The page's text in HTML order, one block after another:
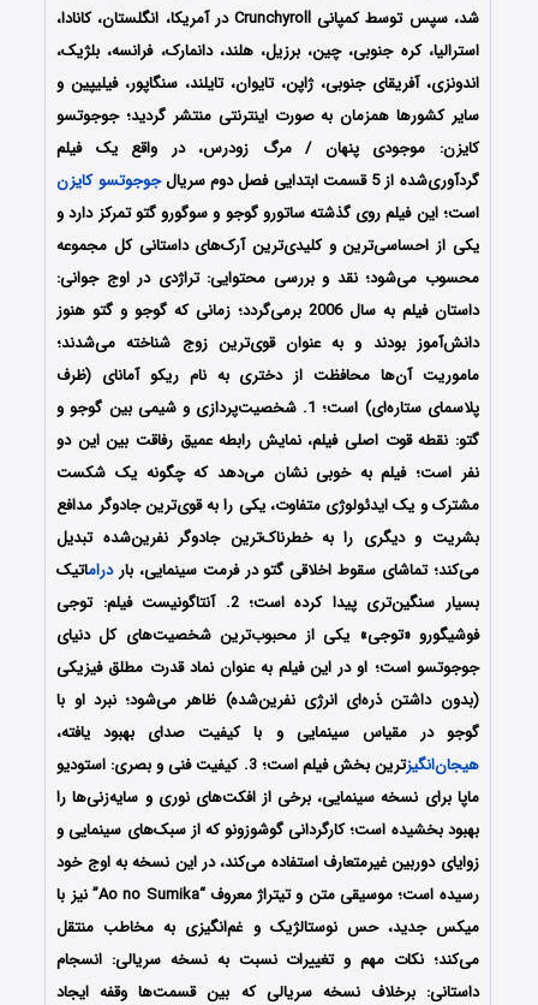
شد، سپس توسط کمپانی Crunchyroll در آمریکا، انگلستان، کانادا،
استرالیا، کره جنوبی، چین، برزیل، هلند، دانمارک، فرانسه، بلژیک،
اندونزی، آفریقای جنوبی، ژاپن، تایوان، تایلند، سنگاپور، فیلیپین و
سایر کشورها همزمان به صورت اینترنتی منتشر گردید؛جوجوتسو
کایزن: موجودی پنهان / مرگ زودرس،در واقع یک فیلم
گردآوری‌شده از 5 قسمت ابتدایی فصل دوم سریال
جوجوتسو کایزن
است؛ این فیلم روی گذشته‌ ساتورو گوجو و سوگورو گتو تمرکز دارد و
یکی از احساسی‌ترین و کلیدی‌ترین آرک‌های داستانی کل مجموعه
محسوب می‌شود؛نقد و بررسی محتوایی: تراژدی در اوج جوانی:
داستان فیلم به سال 2006 برمی‌گردد؛ زمانی که گوجو و گتو هنوز
دانش‌آموز بودند و به عنوان قوی‌ترین زوج شناخته می‌شدند؛
ماموریت آن‌ها محافظت از دختری به نام ریکو آمانای (ظرف
پلاسمای ستاره‌ای) است؛
1. شخصیت‌پردازی و شیمی بین گوجو و
گتو: نقطه قوت اصلی فیلم، نمایش رابطه‌ عمیق رفاقت بین این دو
نفر است؛ فیلم به خوبی نشان می‌دهد که چگونه یک شکست
مشترک و یک ایدئولوژی متفاوت، یکی را به قوی‌ترین جادوگر مدافع
بشریت و دیگری را به خطرناک‌ترین جادوگر نفرین‌شده تبدیل
می‌کند؛ تماشای سقوط اخلاقی گتو در فرمت سینمایی، باردراماتیک
بسیار سنگین‌تری پیدا کرده است؛ 2. آنتاگونیست فیلم: توجی
فوشیگورو «توجی» یکی از محبوب‌ترین شخصیت‌های کل دنیای
جوجوتسو است؛ او در این فیلم به عنوان نماد قدرت مطلق فیزیکی
(بدون داشتن ذره‌ای انرژی نفرین‌شده) ظاهر می‌شود؛ نبرد او با
گوجو در مقیاس سینمایی و با کیفیت صدای بهبود یافته،
هیجان‌انگیز
ترین بخش فیلم است؛ 3. کیفیت فنی و بصری: استودیو
ماپا برای نسخه‌ سینمایی، برخی از افکت‌های نوری و سایه‌زنی‌ها را
بهبود بخشیده است؛ کارگردانی گوشوزونو که از سبک‌های سینمایی و
زوایای دوربین غیرمتعارف استفاده می‌کند، در این نسخه به اوج خود
رسیده است؛ موسیقی متن و تیتراژ معروف “Ao no Sumika” نیز با
میکس جدید، حس نوستالژیک و غم‌انگیزی به مخاطب منتقل
می‌کند؛نکات مهم و تغییرات نسبت به نسخه سریالی: انسجام
داستانی: برخلاف نسخه سریالی که بین قسمت‌ها وقفه ایجاد